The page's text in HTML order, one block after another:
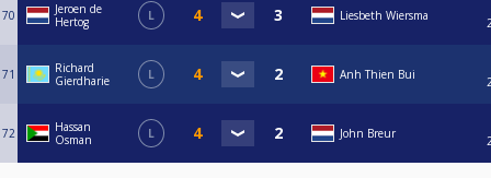
70
Jeroen de
Hertog
L Liesbeth Wiersma
71
Richard
Gierdharie
L Anh Thien Bui
72
Hassan
Osman
L John Breur